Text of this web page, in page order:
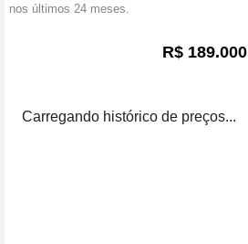
nos últimos 24 meses.
R$ 189.000
Carregando histórico de preços...